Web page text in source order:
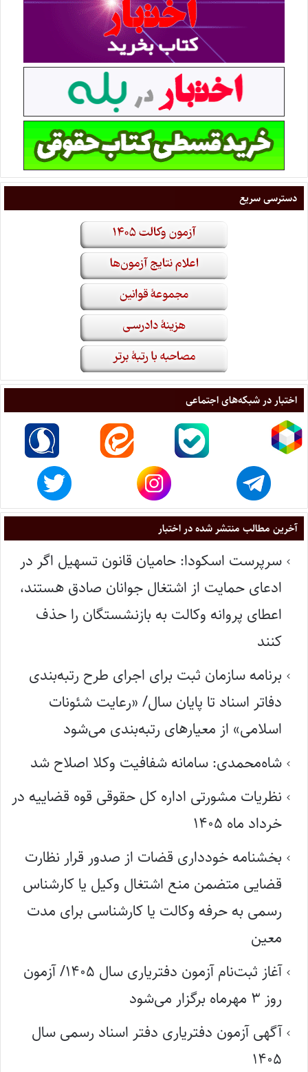
دسترسی سریع
اختبار در شبکه‌های اجتماعی
آخرین مطالب منتشر شده در اختبار
سرپرست اسکودا: حامیان قانون تسهیل اگر در
ادعای حمایت از اشتغال جوانان صادق هستند،
اعطای پروانه وکالت به بازنشستگان را حذف
کنند
برنامه سازمان ثبت برای اجرای طرح رتبه‌بندی
دفاتر اسناد تا پایان سال/ «رعایت شئونات
اسلامی» از معیارهای رتبه‌بندی می‌شود
شاه‌محمدی: سامانه شفافیت وکلا اصلاح شد
نظریات مشورتی اداره کل حقوقی قوه قضاییه در
خرداد ماه ۱۴۰۵
بخشنامه خودداری قضات از صدور قرار نظارت
قضایی متضمن منع اشتغال وکیل یا کارشناس
رسمی به حرفه وکالت یا کارشناسی برای مدت
معین
آغاز ثبت‌نام آزمون دفتریاری سال ۱۴۰۵/ آزمون
روز ۳ مهرماه برگزار می‌شود
آگهی آزمون دفتریاری دفتر اسناد رسمی سال
۱۴۰۵